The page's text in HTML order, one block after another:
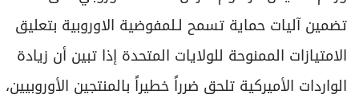
تضمين آليات حماية تسمح لـلمفوضية الاوروبية بتعليق
الامتيازات الممنوحة للولايات المتحدة إذا تبين أن زيادة
الواردات الأميركية تلحق ضرراً خطيراً بالمنتجين الأوروبيين،